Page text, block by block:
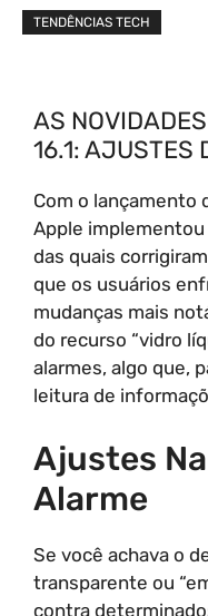
TENDÊNCIAS TECH
AS
16.1: AJUSTES
Com o lançamento
Apple
das quais
que os usuários
mudanças mais
do recurso “vidro
alarmes, algo que,
leitura de
Ajustes
Alarme
Se você achava o
transparente ou
contra